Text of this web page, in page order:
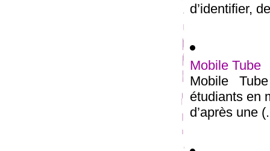
d’identifier,
Mobile Tube
Mobile
étudiants en
d’après une